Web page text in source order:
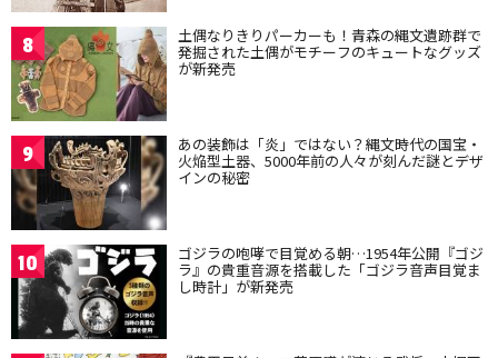
8 土偶なりきりパーカーも！青森の縄文遺跡群で
発掘された土偶がモチーフのキュートなグッズ
が新発売
9 あの装飾は「炎」ではない？縄文時代の国宝・
火焔型土器、5000年前の人々が刻んだ謎とデザ
インの秘密
10 ゴジラの咆哮で目覚める朝…1954年公開『ゴジ
ラ』の貴重音源を搭載した「ゴジラ音声目覚ま
し時計」が新発売